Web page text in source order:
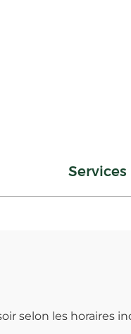
Services
selon les horaires